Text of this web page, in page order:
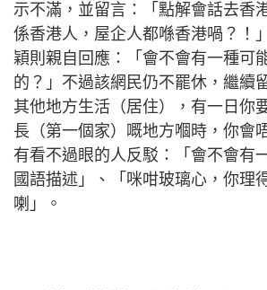
示不滿，並留言：「點解會話去香
係香港人，屋企人都喺香港喎？！
穎則親自回應：「會不會有一種可
的？」不過該網民仍不罷休，繼續
其他地方生活（居住），有一日你
長（第一個家）嘅地方嗰時，你會
有看不過眼的人反駁：「會不會有
國語描述」、「咪咁玻璃心，你理
喇」。